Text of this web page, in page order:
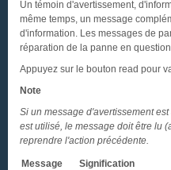
Un témoin d'avertissement,
même temps, un message
d'information. Les messages de
réparation de la panne en
Appuyez sur le bouton read pour
Note
Si un message d'avertissement
est utilisé, le message doit être lu
reprendre l'action précédente.
Message
Signification